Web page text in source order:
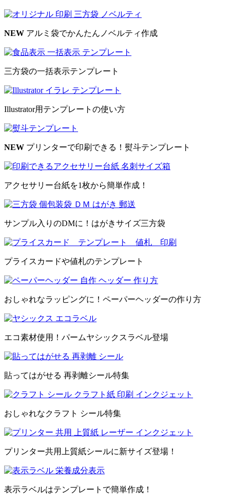
NEW アルミ袋でかんたんノベルティ作成
三方袋の一括表示テンプレート
Illustrator用テンプレートの使い方
NEW プリンターで印刷できる！熨斗テンプレート
アクセサリー台紙を1枚から簡単作成！
サンプル入りのDMに！はがきサイズ三方袋
プライスカードや値札のテンプレート
おしゃれなラッピングに！ペーパーヘッダーの作り方
エコ素材使用！パームヤシックスラベル登場
貼ってはがせる 再剥離シール特集
おしゃれなクラフト シール特集
プリンター共用上質紙シールに新サイズ登場！
表示ラベルはテンプレートで簡単作成！